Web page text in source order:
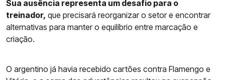
Sua ausência representa um desafio para o
treinador, que precisará reorganizar o setor e encontrar
alternativas para manter o equilíbrio entre marcação e
criação.
O argentino já havia recebido cartões contra Flamengo e